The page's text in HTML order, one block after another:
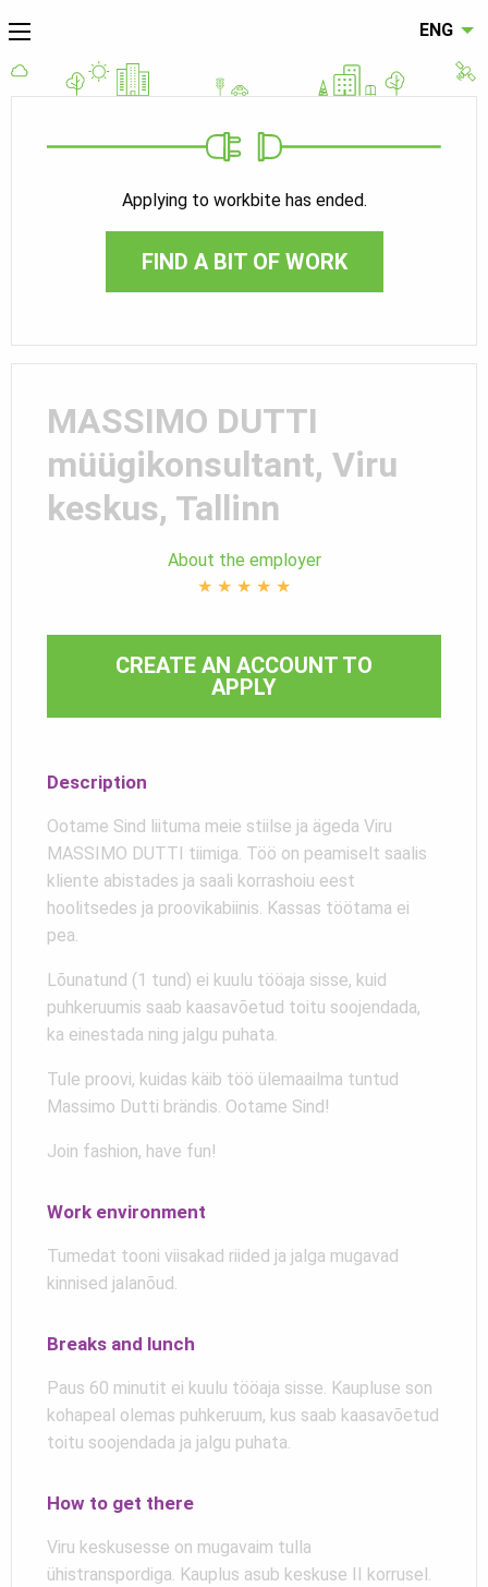
ENG
Applying to workbite has ended.
FIND A BIT OF WORK
MASSIMO DUTTI
müügikonsultant, Viru
keskus, Tallinn
About the employer
★ ★ ★ ★ ★
CREATE AN ACCOUNT TO
APPLY
Description
Ootame Sind liituma meie stiilse ja ägeda Viru
MASSIMO DUTTI tiimiga. Töö on peamiselt saalis
kliente abistades ja saali korrashoiu eest
hoolitsedes ja proovikabiinis. Kassas töötama ei
pea.
Lõunatund (1 tund) ei kuulu tööaja sisse, kuid
puhkeruumis saab kaasavõetud toitu soojendada,
ka einestada ning jalgu puhata.
Tule proovi, kuidas käib töö ülemaailma tuntud
Massimo Dutti brändis. Ootame Sind!
Join fashion, have fun!
Work environment
Tumedat tooni viisakad riided ja jalga mugavad
kinnised jalanõud.
Breaks and lunch
Paus 60 minutit ei kuulu tööaja sisse. Kaupluse son
kohapeal olemas puhkeruum, kus saab kaasavõetud
toitu soojendada ja jalgu puhata.
How to get there
Viru keskusesse on mugavaim tulla
ühistranspordiga. Kauplus asub keskuse II korrusel.